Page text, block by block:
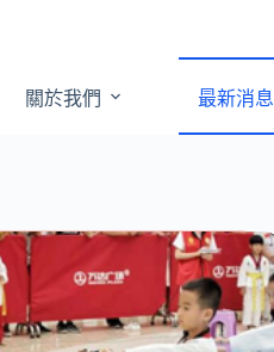
關於我們 最新消息